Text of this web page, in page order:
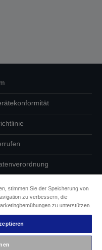
Cookies
Barrierefreiheit
stimmen Sie der Speicherung von
zu verbessern, die
zu unterstützen.